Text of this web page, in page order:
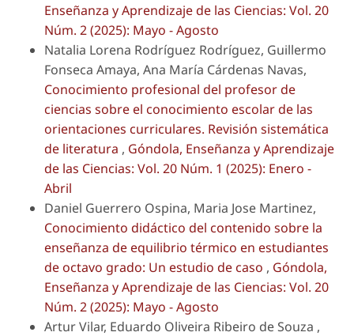
Enseñanza y Aprendizaje de las Ciencias: Vol. 20
Núm. 2 (2025): Mayo - Agosto
Natalia Lorena Rodríguez Rodríguez, Guillermo
Fonseca Amaya, Ana María Cárdenas Navas,
Conocimiento profesional del profesor de
ciencias sobre el conocimiento escolar de las
orientaciones curriculares. Revisión sistemática
de literatura , Góndola, Enseñanza y Aprendizaje
de las Ciencias: Vol. 20 Núm. 1 (2025): Enero -
Abril
Daniel Guerrero Ospina, Maria Jose Martinez,
Conocimiento didáctico del contenido sobre la
enseñanza de equilibrio térmico en estudiantes
de octavo grado: Un estudio de caso , Góndola,
Enseñanza y Aprendizaje de las Ciencias: Vol. 20
Núm. 2 (2025): Mayo - Agosto
Artur Vilar, Eduardo Oliveira Ribeiro de Souza ,